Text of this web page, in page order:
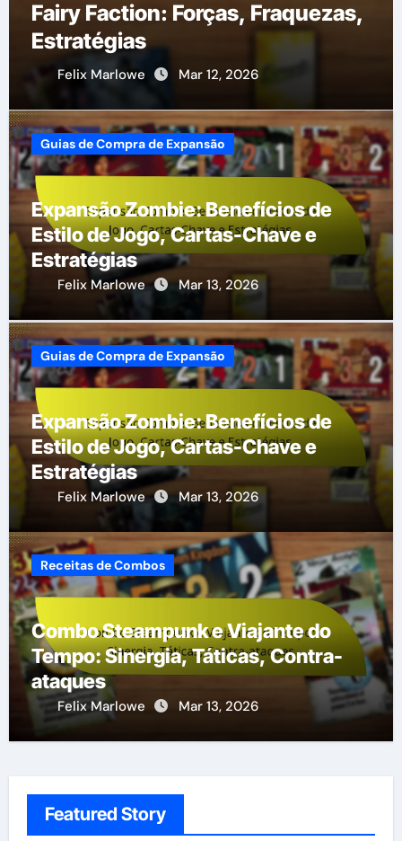
Fairy Faction: Forças, Fraquezas,
Estratégias
Felix Marlowe Mar 12, 2026
Guias de Compra de Expansão
Expansão Zombie: Benefícios de
Estilo de Jogo, Cartas-Chave e
Estratégias
Felix Marlowe Mar 13, 2026
Guias de Compra de Expansão
Expansão Zombie: Benefícios de
Estilo de Jogo, Cartas-Chave e
Estratégias
Felix Marlowe Mar 13, 2026
Receitas de Combos
Combo Steampunk e Viajante do
Tempo: Sinergia, Táticas, Contra-
ataques
Felix Marlowe Mar 13, 2026
Featured Story